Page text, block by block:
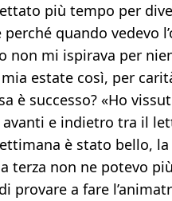
più tempo per
quando vedevo
non mi ispirava per
estate così, per
è successo? «Ho
avanti e indietro tra il
è stato bello, la
terza non ne potevo
provare a fare